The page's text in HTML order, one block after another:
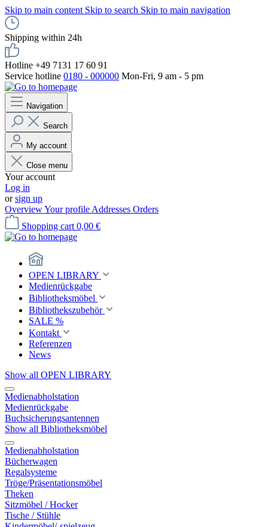
Skip to main content Skip to search Skip to main navigation
Shipping within 24h
Hotline +49 7131 17 60 91
Service hotline 0180 - 000000 Mon-Fri, 9 am - 5 pm
Navigation
Search
My account
Close menu
Your account
Log in
orsign up
OverviewYour profile Addresses Orders
Shopping cart 0,00 €
OPEN LIBRARY
Medienrückgabe
Bibliotheksmöbel
Bibliothekszubehör
SALE %
Kontakt
Referenzen
News
Show all OPEN LIBRARY
Medienabholstation
Medienrückgabe
Buchsicherungsantennen
Show all Bibliotheksmöbel
Medienabholstation
Bücherwagen
Regalsysteme
Tröge/Präsentationsmöbel
Theken
Sitzmöbel / Hocker
Tische / Stühle